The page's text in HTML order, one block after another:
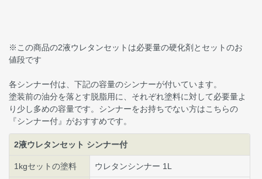
※この商品の2液ウレタンセットは必要量の硬化剤とセットのお
値段です
各シンナー付は、下記の容量のシンナーが付いています。
塗装前の油分を落とす脱脂用に、それぞれ塗料に対して必要量よ
り少し多めの容量です。シンナーをお持ちでない方はこちらの
『シンナー付』がおすすめです。
2液ウレタンセット シンナー付
1kgセットの塗料 ウレタンシンナー 1L